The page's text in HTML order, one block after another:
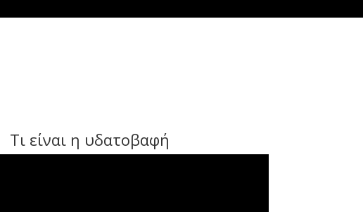
Τι είναι η υδατοβαφή